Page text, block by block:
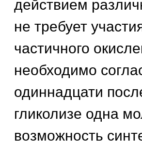
действием
не требует
частичного
необходимо
одиннадцати
гликолизе одна
возможность